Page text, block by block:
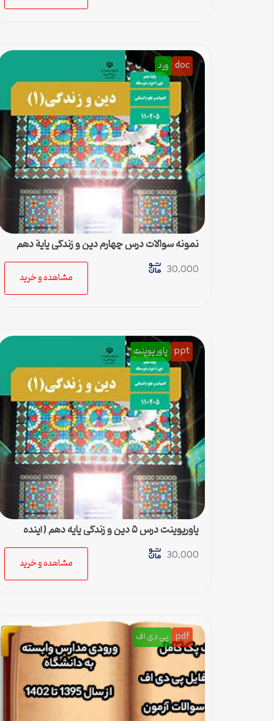
doc ورد
نمونه سوالات درس چهارم دین و زندگی پایۀ دهم
رشته ادبیات و علوم انسانی – پاسخ
30,000
مشاهده و خرید
ppt پاورپوینت
پاورپوینت درس ۵ دین و زندگی پایه دهم (آینده
روشن) – رشته ادبیات و علوم انسانی
30,000
مشاهده و خرید
pdf پی دی اف